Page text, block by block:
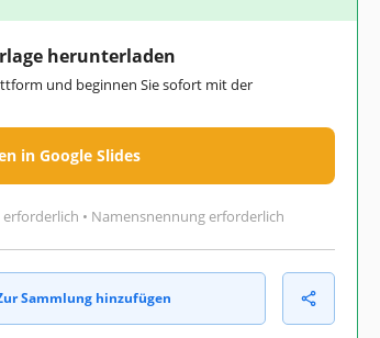
herunterladen
und beginnen Sie sofort mit der
in Google Slides
• Namensnennung erforderlich
Sammlung hinzufügen